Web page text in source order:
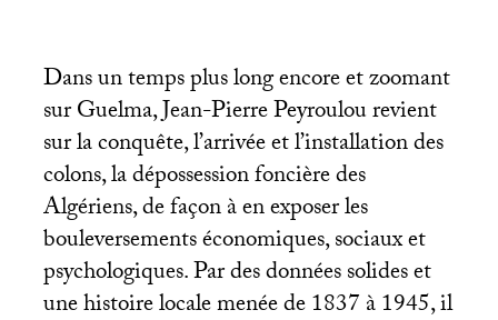
Dans un temps plus long encore et zoomant
sur Guelma, Jean-Pierre Peyroulou revient
sur la conquête, l’arrivée et l’installation des
colons, la dépossession foncière des
Algériens, de façon à en exposer les
bouleversements économiques, sociaux et
psychologiques. Par des données solides et
une histoire locale menée de 1837 à 1945, il